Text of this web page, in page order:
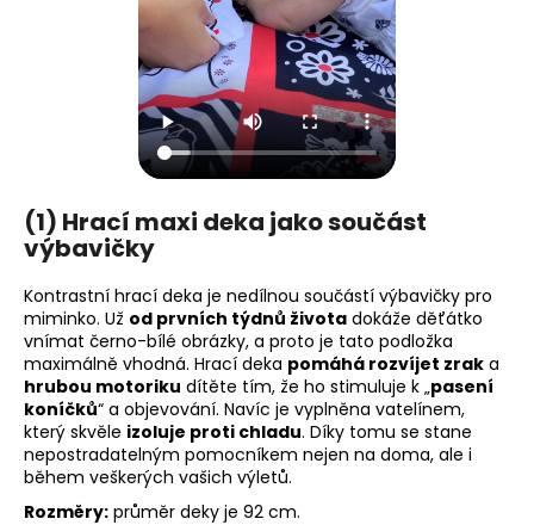
(1) Hrací maxi deka jako součást
výbavičky
Kontrastní hrací deka je nedílnou součástí výbavičky pro
miminko. Už od prvních týdnů života dokáže děťátko
vnímat černo-bílé obrázky, a proto je tato podložka
maximálně vhodná. Hrací deka pomáhá rozvíjet zrak a
hrubou motoriku dítěte tím, že ho stimuluje k „pasení
koníčků“ a objevování. Navíc je vyplněna vatelínem,
který skvěle izoluje proti chladu. Díky tomu se stane
nepostradatelným pomocníkem nejen na doma, ale i
během veškerých vašich výletů.
Rozměry: průměr deky je 92 cm.